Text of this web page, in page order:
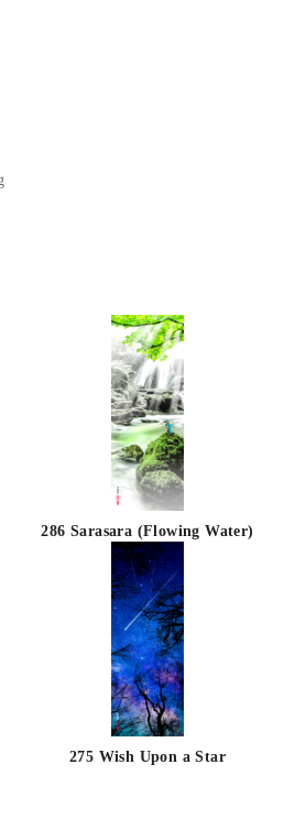
286 Sarasara (Flowing Water)
275 Wish Upon a Star